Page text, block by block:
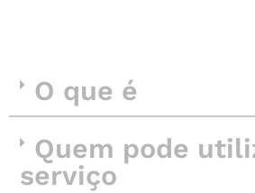
O que é
Quem pode
serviço